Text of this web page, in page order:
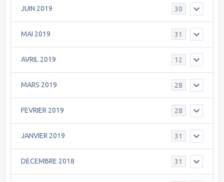
JUIN 2019 30
MAI 2019 31
AVRIL 2019 12
MARS 2019 28
FEVRIER 2019 28
JANVIER 2019 31
DECEMBRE 2018 31